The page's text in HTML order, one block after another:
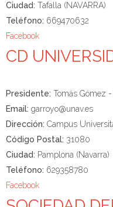
Ciudad: Tafalla (NAVARRA)
Teléfono: 669470632
Facebook
CD
Presidente: Tomás Gómez
Email: garroyo@unav.es
Dirección: Campus
Código Postal: 31080
Ciudad: Pamplona (Navarra)
Teléfono: 629358780
Facebook